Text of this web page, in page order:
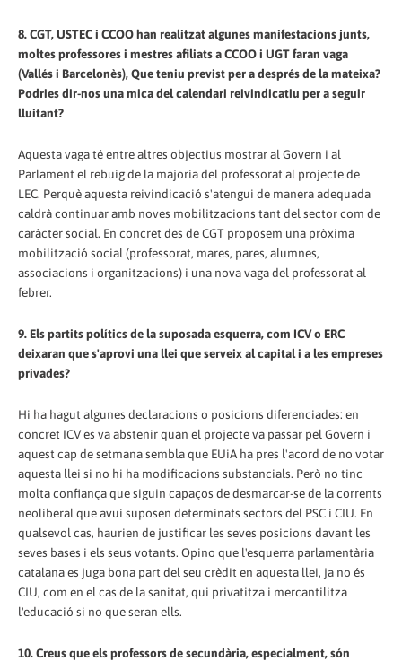
8. CGT, USTEC i CCOO han realitzat algunes manifestacions junts,
moltes professores i mestres afiliats a CCOO i UGT faran vaga
(Vallés i Barcelonès), Que teniu previst per a després de la mateixa?
Podries dir-nos una mica del calendari reivindicatiu per a seguir
lluitant?
Aquesta vaga té entre altres objectius mostrar al Govern i al
Parlament el rebuig de la majoria del professorat al projecte de
LEC. Perquè aquesta reivindicació s'atengui de manera adequada
caldrà continuar amb noves mobilitzacions tant del sector com de
caràcter social. En concret des de CGT proposem una pròxima
mobilització social (professorat, mares, pares, alumnes,
associacions i organitzacions) i una nova vaga del professorat al
febrer.
9. Els partits polítics de la suposada esquerra, com ICV o ERC
deixaran que s'aprovi una llei que serveix al capital i a les empreses
privades?
Hi ha hagut algunes declaracions o posicions diferenciades: en
concret ICV es va abstenir quan el projecte va passar pel Govern i
aquest cap de setmana sembla que EUiA ha pres l'acord de no votar
aquesta llei si no hi ha modificacions substancials. Però no tinc
molta confiança que siguin capaços de desmarcar-se de la corrents
neoliberal que avui suposen determinats sectors del PSC i CIU. En
qualsevol cas, haurien de justificar les seves posicions davant les
seves bases i els seus votants. Opino que l'esquerra parlamentària
catalana es juga bona part del seu crèdit en aquesta llei, ja no és
CIU, com en el cas de la sanitat, qui privatitza i mercantilitza
l'educació si no que seran ells.
10. Creus que els professors de secundària, especialment, són